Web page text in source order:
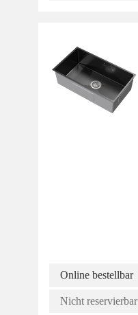
Online bestellbar
Nicht reservierbar